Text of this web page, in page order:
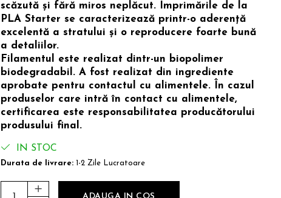
scăzută și fără miros neplăcut. Imprimările de la
PLA Starter se caracterizează printr-o aderență
excelentă a stratului și o reproducere foarte bună
a detaliilor.
Filamentul este realizat dintr-un biopolimer
biodegradabil. A fost realizat din ingrediente
aprobate pentru contactul cu alimentele. În cazul
produselor care intră în contact cu alimentele,
certificarea este responsabilitatea producătorului
produsului final.
IN STOC
Durata de livrare: 1-2 Zile Lucratoare